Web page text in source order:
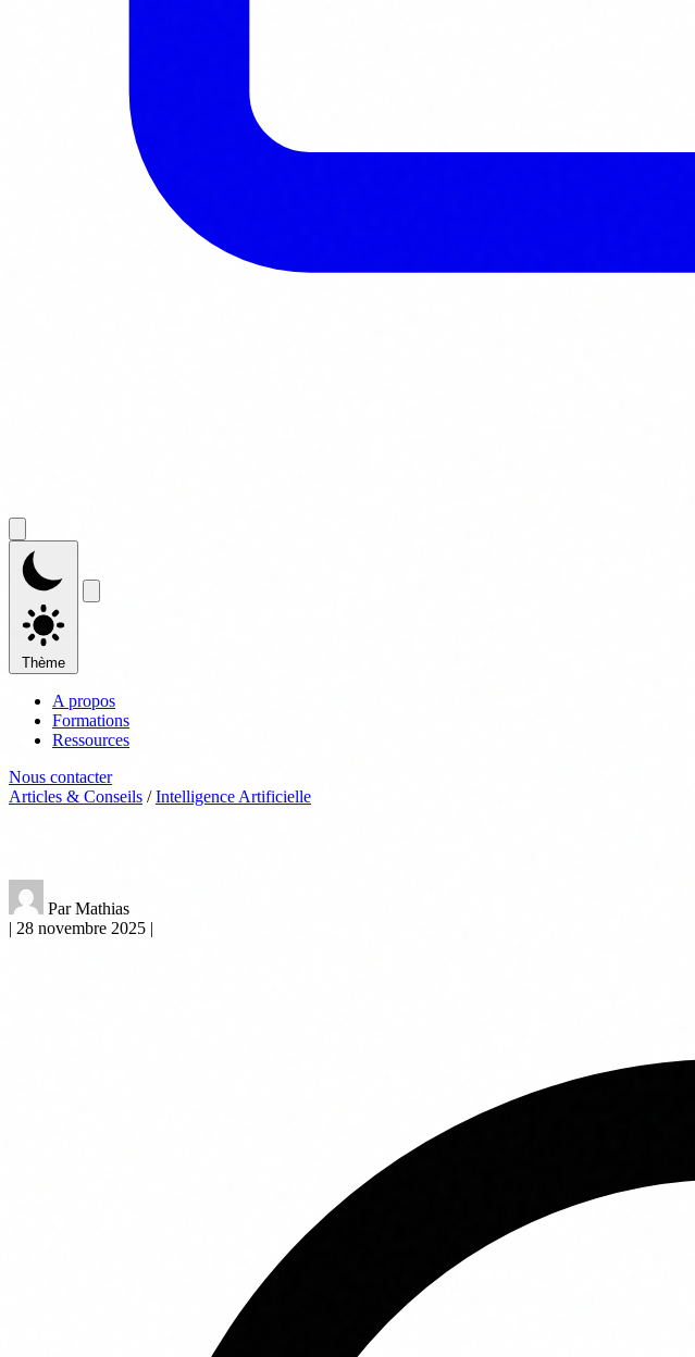
Thème
A propos
Formations
Ressources
Nous contacter
Articles & Conseils / Intelligence Artificielle
Par Mathias
| 28 novembre 2025 |